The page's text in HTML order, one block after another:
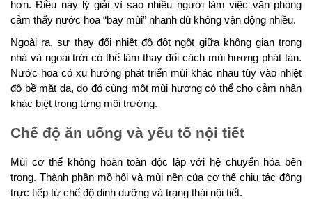
hơn. Điều này lý giải vì sao nhiều người làm việc văn phòng
cảm thấy nước hoa “bay mùi” nhanh dù không vận động nhiều.
Ngoài ra, sự thay đổi nhiệt độ đột ngột giữa không gian trong
nhà và ngoài trời có thể làm thay đổi cách mùi hương phát tán.
Nước hoa có xu hướng phát triển mùi khác nhau tùy vào nhiệt
độ bề mặt da, do đó cùng một mùi hương có thể cho cảm nhận
khác biệt trong từng môi trường.
Chế độ ăn uống và yếu tố nội tiết
Mùi cơ thể không hoàn toàn độc lập với hệ chuyển hóa bên
trong. Thành phần mồ hôi và mùi nền của cơ thể chịu tác động
trực tiếp từ chế độ dinh dưỡng và trạng thái nội tiết.